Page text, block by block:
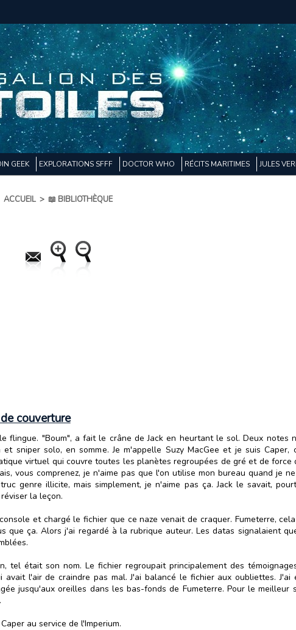
GEEK EXPLORATIONS SFFF DOCTOR WHO RÉCITS MARITIMES JULES
ACCUEIL > 📖 BIBLIOTHÈQUE
couverture
flingue. "Boum", a fait le crâne de Jack en heurtant le sol. Deux notes
et sniper solo, en somme. Je m'appelle Suzy MacGee et je suis Caper,
virtuel qui couvre toutes les planètes regroupées de gré et de force
vous comprenez, je n'aime pas que l'on utilise mon bureau quand je
genre illicite, mais simplement, je n'aime pas ça. Jack le savait,
la leçon.
et chargé le fichier que ce naze venait de craquer. Fumeterre,
que ça. Alors j'ai regardé à la rubrique auteur. Les datas signalaient
tel était son nom. Le fichier regroupait principalement des
avait l'air de craindre pas mal. J'ai balancé le fichier aux oubliettes. J'ai
jusqu'aux oreilles dans les bas-fonds de Fumeterre. Pour le meilleur
au service de l'Imperium.